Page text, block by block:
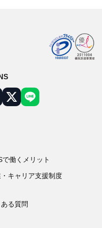
で働くメリット
キャリア支援制度
る質問